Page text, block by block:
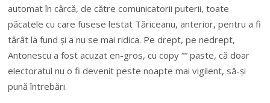
automat în cârcă, de către comunicatorii puterii, toate
păcatele cu care fusese lestat Tăriceanu, anterior, pentru a fi
târât la fund și a nu se mai ridica. Pe drept, pe nedrept,
Antonescu a fost acuzat en-gros, cu copy ““ paste, că doar
electoratul nu o fi devenit peste noapte mai vigilent, să-și
pună întrebări.